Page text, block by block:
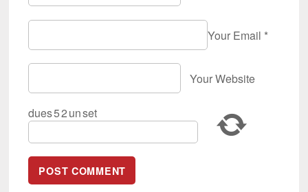
Your Email *
Your Website
dues52unset